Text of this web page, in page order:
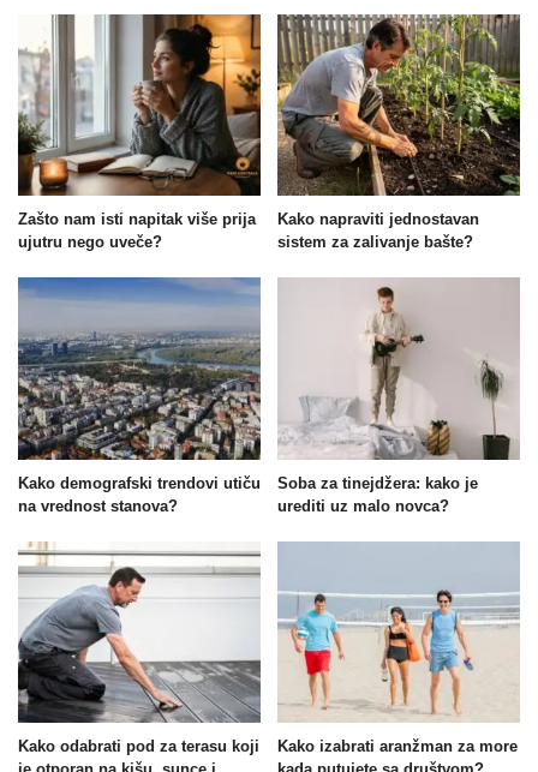
Zašto nam isti napitak više prija
ujutru nego uveče?
Kako napraviti jednostavan
sistem za zalivanje bašte?
Kako demografski trendovi utiču
na vrednost stanova?
Soba za tinejdžera: kako je
urediti uz malo novca?
Kako odabrati pod za terasu koji
Kako izabrati aranžman za more